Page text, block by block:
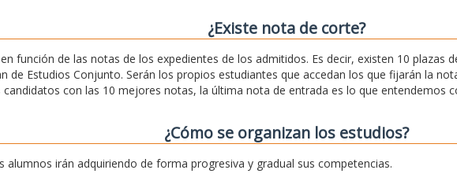
¿Existe nota de corte?
función de las notas de los expedientes de los admitidos. Es decir, existen 10 plazas
de Estudios Conjunto. Serán los propios estudiantes que accedan los que fijarán la
candidatos con las 10 mejores notas, la última nota de entrada es lo que entendemos
¿Cómo se organizan los estudios?
alumnos irán adquiriendo de forma progresiva y gradual sus competencias.